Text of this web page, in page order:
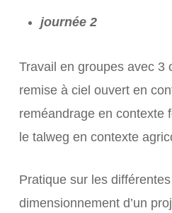
journée 2
Travail en groupes avec 3
remise à ciel ouvert en
reméandrage en contexte
le talweg en contexte
Pratique sur les
dimensionnement d’un